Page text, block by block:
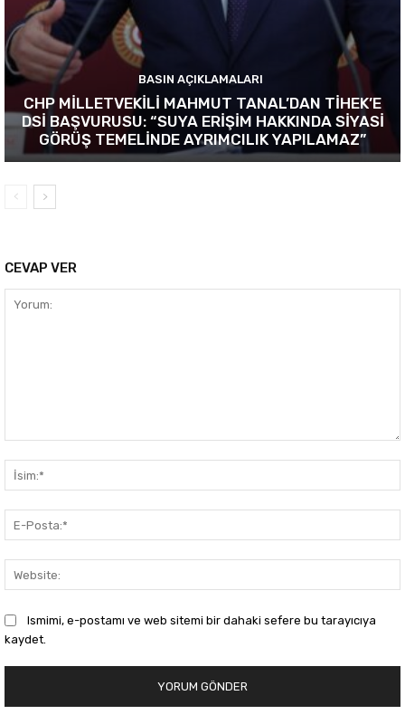
BASIN AÇIKLAMALARI
CHP MİLLETVEKİLİ MAHMUT TANAL’DAN TİHEK’E
DSİ BAŞVURUSU: “SUYA ERİŞİM HAKKINDA SİYASİ
GÖRÜŞ TEMELİNDE AYRIMCILIK YAPILAMAZ”
CEVAP VER
Ismimi, e-postamı ve web sitemi bir dahaki sefere bu tarayıcıya
kaydet.